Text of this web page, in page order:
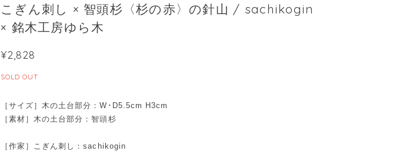
こぎん刺し × 智頭杉〈杉の赤〉の針山 / sachikogin
× 銘木工房ゆら木
¥2,828
SOLD OUT
［サイズ］木の土台部分：W･D5.5cm H3cm
［素材］木の土台部分：智頭杉
［作家］こぎん刺し：sachikogin